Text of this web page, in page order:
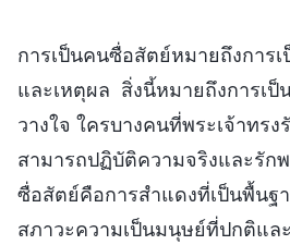
การเป็นคนซื่อสัตย์หมายถึงการ
และเหตุผล สิ่งนี้หมายถึงการเป็
วางใจ ใครบางคนที่พระเจ้าทร
สามารถปฏิบัติความจริงและรัก
ซื่อสัตย์คือการสำแดงที่เป็นพื้นฐ
สภาวะความเป็นมนุษย์ที่ปกติแล